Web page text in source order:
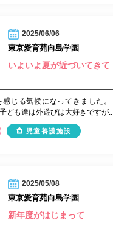
2025/06/06
東京愛育苑向島学園
いよいよ夏が近づいてきて
感じる気候になってきました
ども達は外遊びは大好きですが
児童養護施設
2025/05/08
東京愛育苑向島学園
新年度がはじまって